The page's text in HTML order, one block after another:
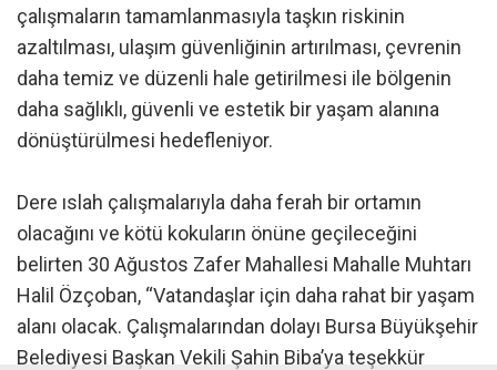
çalışmaların tamamlanmasıyla taşkın riskinin
azaltılması, ulaşım güvenliğinin artırılması, çevrenin
daha temiz ve düzenli hale getirilmesi ile bölgenin
daha sağlıklı, güvenli ve estetik bir yaşam alanına
dönüştürülmesi hedefleniyor.
Dere ıslah çalışmalarıyla daha ferah bir ortamın
olacağını ve kötü kokuların önüne geçileceğini
belirten 30 Ağustos Zafer Mahallesi Mahalle Muhtarı
Halil Özçoban, “Vatandaşlar için daha rahat bir yaşam
alanı olacak. Çalışmalarından dolayı Bursa Büyükşehir
Belediyesi Başkan Vekili Şahin Biba’ya teşekkür